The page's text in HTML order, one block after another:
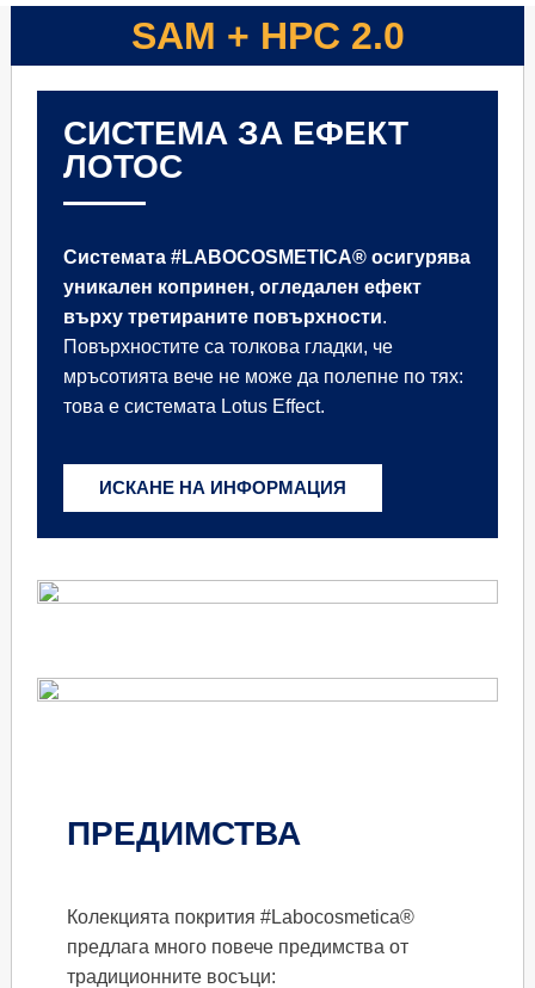
SAM + HPC 2.0
СИСТЕМА ЗА ЕФЕКТ
ЛОТОС
Системата #LABOCOSMETICA® осигурява
уникален копринен, огледален ефект
върху третираните повърхности.
Повърхностите са толкова гладки, че
мръсотията вече не може да полепне по тях:
това е системата Lotus Effect.
ИСКАНЕ НА ИНФОРМАЦИЯ
ПРЕДИМСТВА
Колекцията покрития #Labocosmetica®
предлага много повече предимства от
традиционните восъци: